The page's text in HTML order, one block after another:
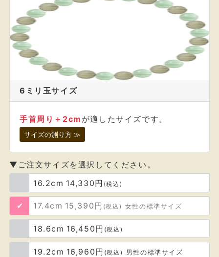
6ミリ玉サイズ
手首周り＋2cm が適したサイズです。
サイズの測り方 ≫
▼ご注文サイズを選択してください。
16.2cm 14,330円 (税込)
17.4cm 15,390円 (税込) 女性の標準サイズ
18.6cm 16,450円 (税込)
19.2cm 16,960円 (税込) 男性の標準サイズ